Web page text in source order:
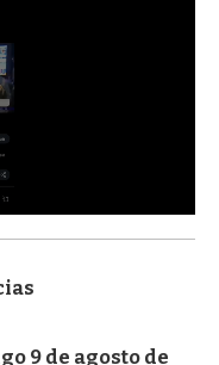
9 de agosto de